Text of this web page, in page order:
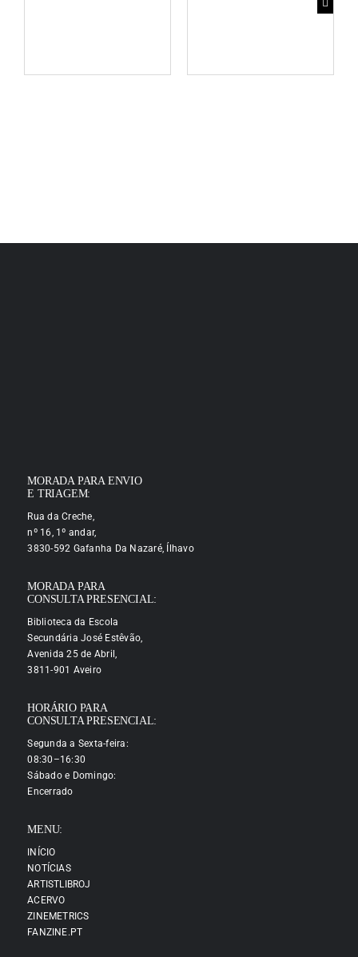
MORADA PARA ENVIO
E TRIAGEM:
Rua da Creche,
nº 16, 1º andar,
3830-592 Gafanha Da Nazaré, Ílhavo
MORADA PARA
CONSULTA PRESENCIAL:
Biblioteca da Escola
Secundária José Estêvão,
Avenida 25 de Abril,
3811-901 Aveiro
HORÁRIO PARA
CONSULTA PRESENCIAL:
Segunda a Sexta-feira:
08:30–16:30
Sábado e Domingo:
Encerrado
MENU:
INÍCIO
NOTÍCIAS
ARTISTLIBROJ
ACERVO
ZINEMETRICS
FANZINE.PT